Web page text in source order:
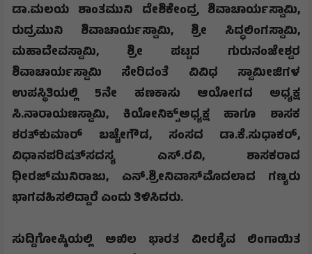
ಡಾ.ಮಲಯ ಶಾಂತಮುನಿ ದೇಶಿಕೇಂದ್ರ ಶಿವಾಚಾರ್ಯಸ್ವಾಮಿ,
ರುದ್ರಮುನಿ ಶಿವಾಚಾರ್ಯಸ್ವಾಮಿ, ಶ್ರೀ ಸಿದ್ಧಲಿಂಗಸ್ವಾಮಿ,
ಮಹಾದೇವಸ್ವಾಮಿ, ಶ್ರೀ ಪಟ್ಟದ ಗುರುನಂಜೇಶ್ವರ
ಶಿವಾಚಾರ್ಯಸ್ವಾಮಿ ಸೇರಿದಂತೆ ವಿವಿಧ ಸ್ವಾಮೀಜಿಗಳ
ಉಪಸ್ಥಿತಿಯಲ್ಲಿ 5ನೇ ಹಣಕಾಸು ಆಯೋಗದ ಅಧ್ಯಕ್ಷ
ಸಿ.ನಾರಾಯಣಸ್ವಾಮಿ, ಕಿಯೋನಿಕ್ಸ್‌ಅಧ್ಯಕ್ಷ ಹಾಗೂ ಶಾಸಕ
ಶರತ್‌ಕುಮಾರ್ ಬಚ್ಚೇಗೌಡ, ಸಂಸದ ಡಾ.ಕೆ.ಸುಧಾಕರ್‌,
ವಿಧಾನಪರಿಷತ್‌ಸದಸ್ಯ ಎಸ್‌.ರವಿ, ಶಾಸಕರಾದ
ಧೀರಜ್‌ಮುನಿರಾಜು, ಎನ್‌.ಶ್ರೀನಿವಾಸ್‌ಮೊದಲಾದ ಗಣ್ಯರು
ಭಾಗವಹಿಸಲಿದ್ದಾರೆ ಎಂದು ತಿಳಿಸಿದರು.
ಸುದ್ದಿಗೋಷ್ಠಿಯಲ್ಲಿ ಅಖಿಲ ಭಾರತ ವೀರಶೈವ ಲಿಂಗಾಯಿತ